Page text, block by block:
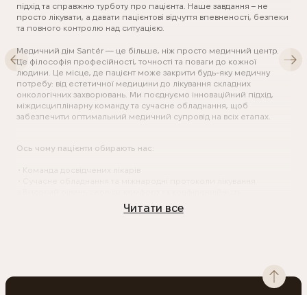
підхід та справжню турботу про пацієнта. Наше завдання – не
просто лікувати, а давати пацієнтові відчуття впевненості, безпеки
та повного контролю над ситуацією.
Медичний дім Santér — це більше, ніж просто медичний центр.
Це філософія професійності, точності та поваги до кожної
людини. Це місце, де пацієнт може закрити будь-яку медичну
потребу: від естетичної медицини до лікування складних
онкологічних захворювань. Ми поєднуємо інноваційний підхід,
міждисциплінарну команду та сучасне обладнання, щоб
забезпечити оптимальний медичний супровід на всіх етапах.
Ось чому пацієнти обирають нас:
Індивідуальний підхід до кожного випадку
Широкий спектр медичних напрямів
Від профілактичних оглядів до сучасних методів лікування —
Читати все